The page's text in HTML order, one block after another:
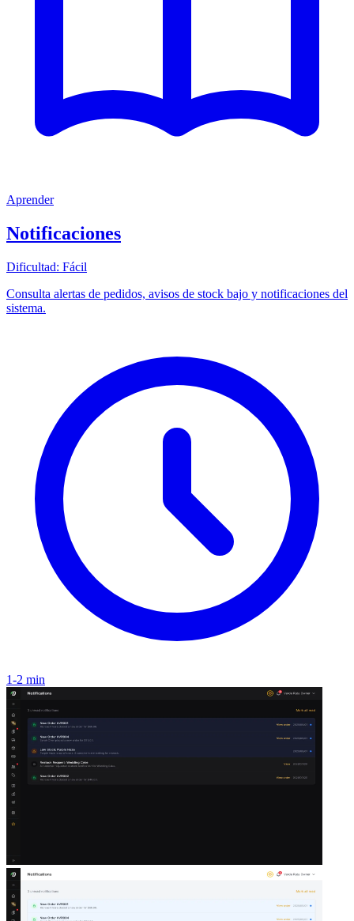
Aprender
Notificaciones
Dificultad: Fácil
Consulta alertas de pedidos, avisos de stock bajo y notificaciones del
sistema.
1-2 min